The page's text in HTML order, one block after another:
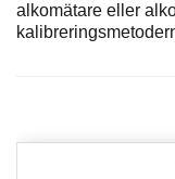
alkomätare eller